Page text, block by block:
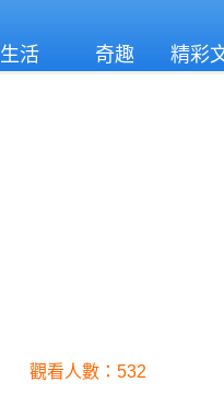
生活 奇趣 精彩
觀看人數：532